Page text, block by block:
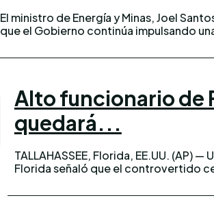
El ministro de Energía y Minas, Joel
que el Gobierno continúa impulsando
Alto funcionario de
quedará...
TALLAHASSEE, Florida, EE.UU. (AP)
Florida señaló que el controvertido